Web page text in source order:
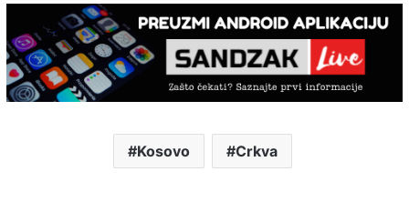
Kosovo Crkva